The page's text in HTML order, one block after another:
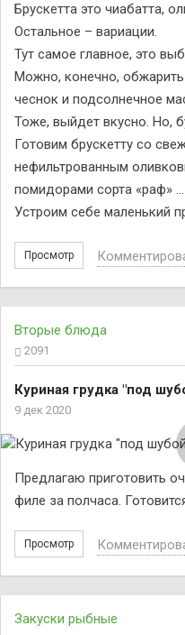
Брускетта это чиабатта,
Остальное – вариации.
Тут самое главное, это
Можно, конечно,
чеснок и подсолнечное
Тоже, выйдет вкусно. Но,
Готовим брускетту со
нефильтрованным
помидорами сорта «раф» …
Устроим себе маленький
Просмотр
Вторые блюда
2091
Куриная грудка "под
9 дек 2020
Предлагаю приготовить
филе за полчаса.
Просмотр
Закуски рыбные